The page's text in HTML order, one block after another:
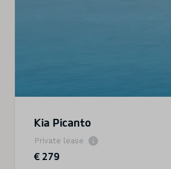
Kia Picanto
Private lease
€ 279